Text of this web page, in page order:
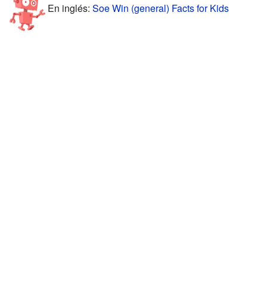
En inglés: Soe Win (general) Facts for Kids